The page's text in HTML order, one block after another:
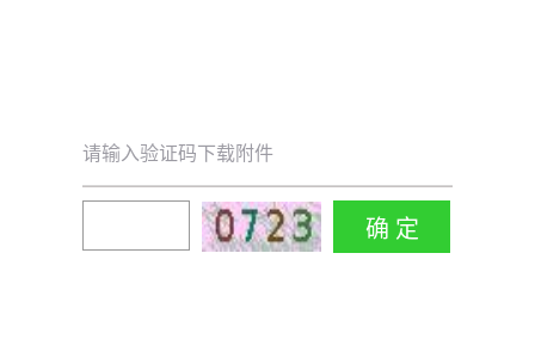
请输入验证码下载附件